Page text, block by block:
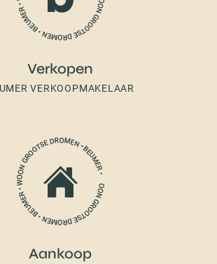
Verkopen
VERKOOPMAKELAAR
Aankoop